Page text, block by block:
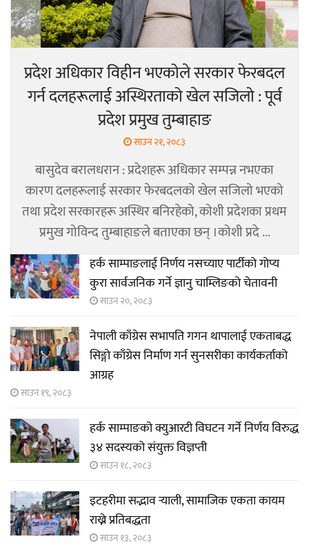
प्रदेश अधिकार विहीन भएकोले सरकार फेरबदल
गर्न दलहरूलाई अस्थिरताको खेल सजिलो : पूर्व
प्रदेश प्रमुख तुम्बाहाङ
साउन २१, २०८३
बासुदेव बरालधरान : प्रदेशहरू अधिकार सम्पन्न नभएका
कारण दलहरूलाई सरकार फेरबदलको खेल सजिलो भएको
तथा प्रदेश सरकारहरू अस्थिर बनिरहेको, कोशी प्रदेशका प्रथम
प्रमुख गोविन्द तुम्बाहाङले बताएका छन् ।कोशी प्रदे ...
हर्क साम्पाङलाई निर्णय नसच्याए पार्टीको गोप्य
कुरा सार्वजनिक गर्ने ज्ञानु चाम्लिङको चेतावनी
साउन २०, २०८३
नेपाली काँग्रेस सभापति गगन थापालाई एकताबद्ध
सिङ्गो काँग्रेस निर्माण गर्न सुनसरीका कार्यकर्ताको
आग्रह
साउन १९, २०८३
हर्क साम्पाङको क्युआरटी विघटन गर्ने निर्णय विरुद्ध
३४ सदस्यको संयुक्त विज्ञप्ती
साउन १८, २०८३
इटहरीमा सद्भाव र्‍याली, सामाजिक एकता कायम
राख्ने प्रतिबद्धता
साउन १३, २०८३